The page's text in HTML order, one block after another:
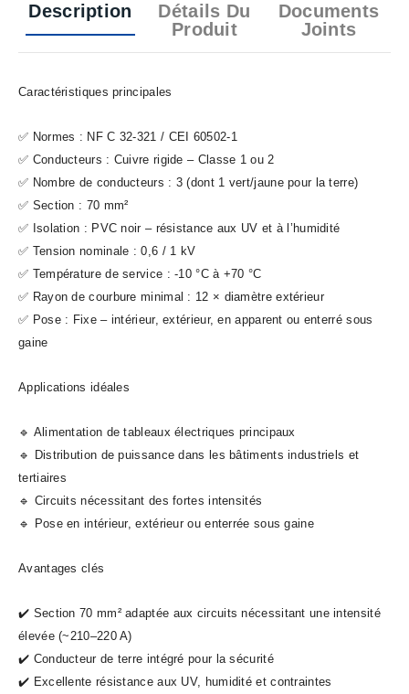
Description
Détails Du
Produit
Documents
Joints
Caractéristiques principales
✅ Normes : NF C 32-321 / CEI 60502-1
✅ Conducteurs : Cuivre rigide – Classe 1 ou 2
✅ Nombre de conducteurs : 3 (dont 1 vert/jaune pour la terre)
✅ Section : 70 mm²
✅ Isolation : PVC noir – résistance aux UV et à l’humidité
✅ Tension nominale : 0,6 / 1 kV
✅ Température de service : -10 °C à +70 °C
✅ Rayon de courbure minimal : 12 × diamètre extérieur
✅ Pose : Fixe – intérieur, extérieur, en apparent ou enterré sous
gaine
Applications idéales
🔹 Alimentation de tableaux électriques principaux
🔹 Distribution de puissance dans les bâtiments industriels et
tertiaires
🔹 Circuits nécessitant des fortes intensités
🔹 Pose en intérieur, extérieur ou enterrée sous gaine
Avantages clés
✔️ Section 70 mm² adaptée aux circuits nécessitant une intensité
élevée (~210–220 A)
✔️ Conducteur de terre intégré pour la sécurité
✔️ Excellente résistance aux UV, humidité et contraintes